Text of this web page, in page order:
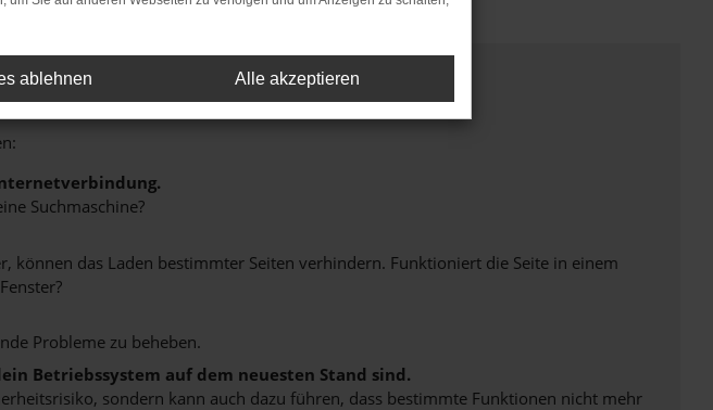
Suchmaschine?
können das Laden bestimmter Seiten verhindern. Funktioniert die Seite in einem
Probleme zu beheben.
Betriebssystem auf dem neuesten Stand sind.
sondern kann auch dazu führen, dass bestimmte Funktionen nicht mehr
ablehnen Alle akzeptieren